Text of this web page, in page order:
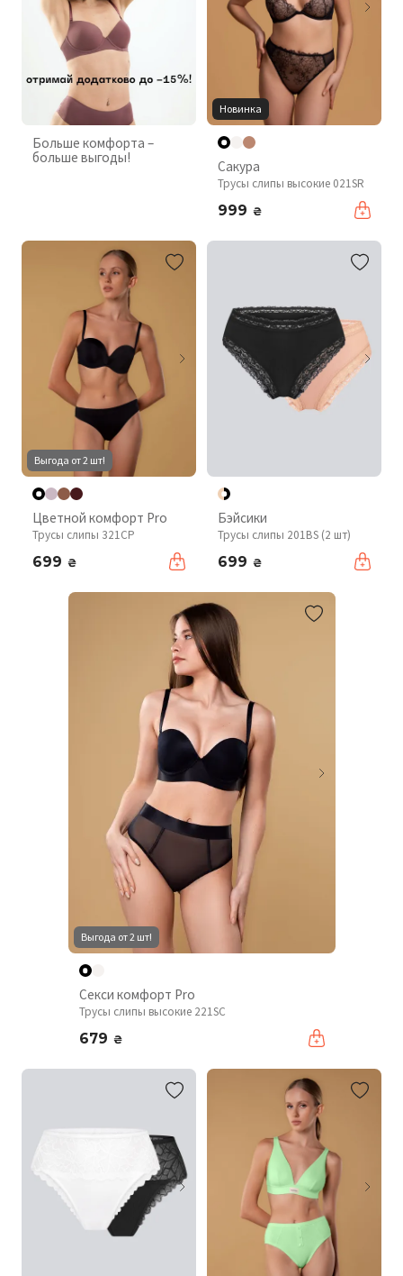
Больше комфорта –
больше выгоды!
Новинка
Сакура
Трусы слипы высокие 021SR
999 ₴
Выгода от 2 шт!
Цветной комфорт Pro
Трусы слипы 321CP
699 ₴
Бэйсики
Трусы слипы 201BS (2 шт)
699 ₴
Выгода от 2 шт!
Секси комфорт Pro
Трусы слипы высокие 221SC
679 ₴